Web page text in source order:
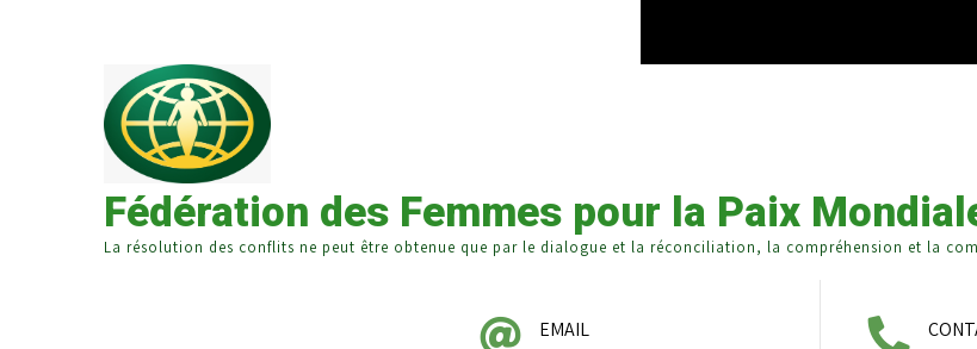
Fédération des Femmes pour la Paix
La résolution des conflits ne peut être obtenue que par le dialogue et la réconciliation, la compréhension et la
EMAIL